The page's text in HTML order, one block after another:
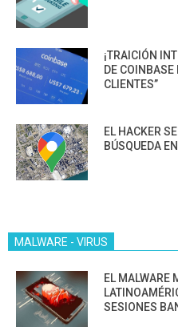
¡TRAICIÓN
DE
CLIENTES”
EL HACKER
BÚSQUEDA
MALWARE - VIRUS
EL MALWARE
SESIONES